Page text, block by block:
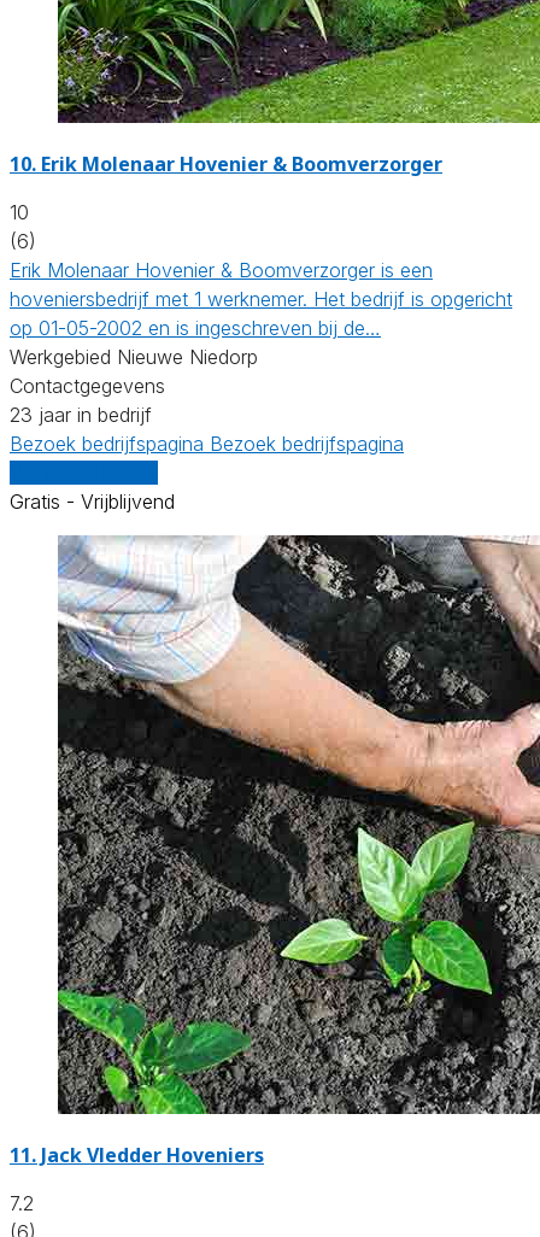
10. Erik Molenaar Hovenier & Boomverzorger
10
(6)
Erik Molenaar Hovenier & Boomverzorger is een
hoveniersbedrijf met 1 werknemer. Het bedrijf is opgericht
op 01-05-2002 en is ingeschreven bij de…
Werkgebied Nieuwe Niedorp
Contactgegevens
23 jaar in bedrijf
Bezoek bedrijfspagina Bezoek bedrijfspagina
Gratis - Vrijblijvend
11. Jack Vledder Hoveniers
7.2
(6)